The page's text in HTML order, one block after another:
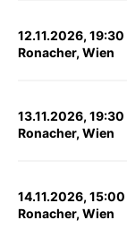
12.11.2026, 19:30
Ronacher, Wien
13.11.2026, 19:30
Ronacher, Wien
14.11.2026, 15:00
Ronacher, Wien